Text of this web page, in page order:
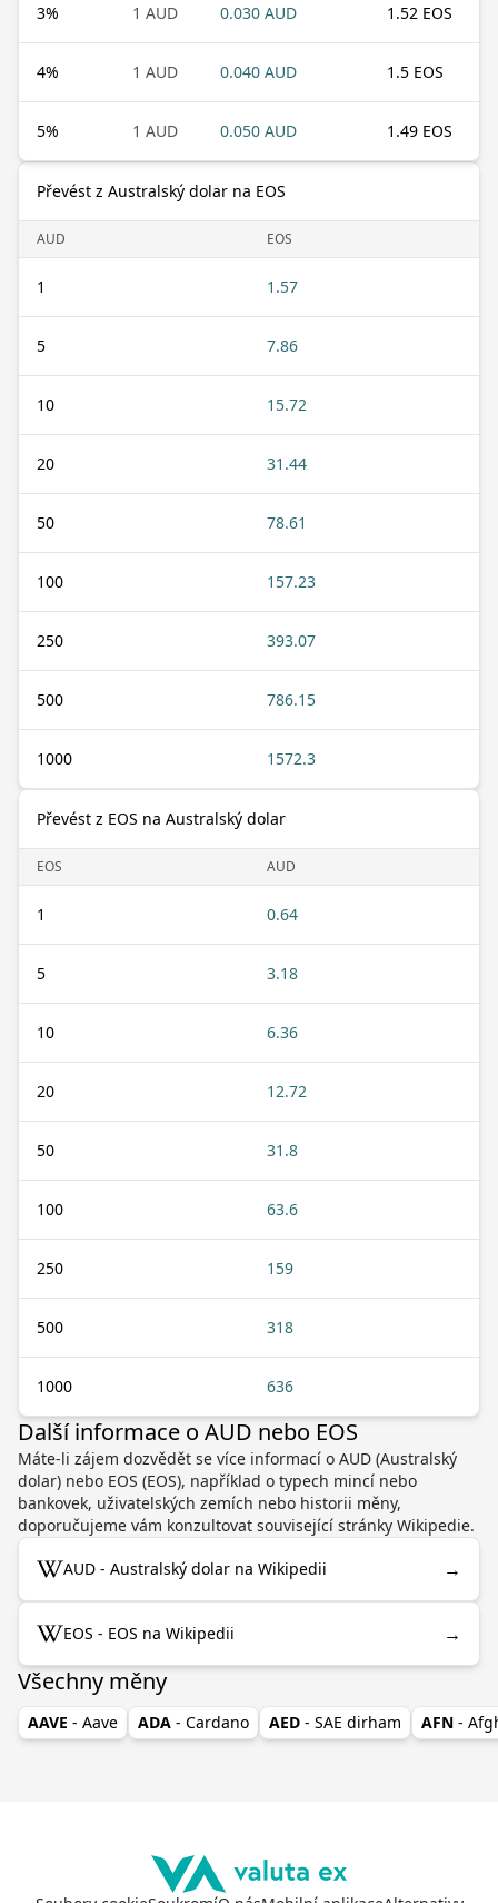
3% 1 AUD 0.030 AUD 1.52 EOS
4% 1 AUD 0.040 AUD 1.5 EOS
5% 1 AUD 0.050 AUD 1.49 EOS
Převést z Australský dolar na EOS
AUD EOS
1 1.57
5 7.86
10 15.72
20 31.44
50 78.61
100 157.23
250 393.07
500 786.15
1000 1572.3
Převést z EOS na Australský dolar
EOS AUD
1 0.64
5 3.18
10 6.36
20 12.72
50 31.8
100 63.6
250 159
500 318
1000 636
Další informace o AUD nebo EOS
Máte-li zájem dozvědět se více informací o AUD (Australský
dolar) nebo EOS (EOS), například o typech mincí nebo
bankovek, uživatelských zemích nebo historii měny,
doporučujeme vám konzultovat související stránky Wikipedie.
AUD - Australský dolar na Wikipedii →
EOS - EOS na Wikipedii →
Všechny měny
AAVE - Aave ADA - Cardano AED - SAE dirham AFN -